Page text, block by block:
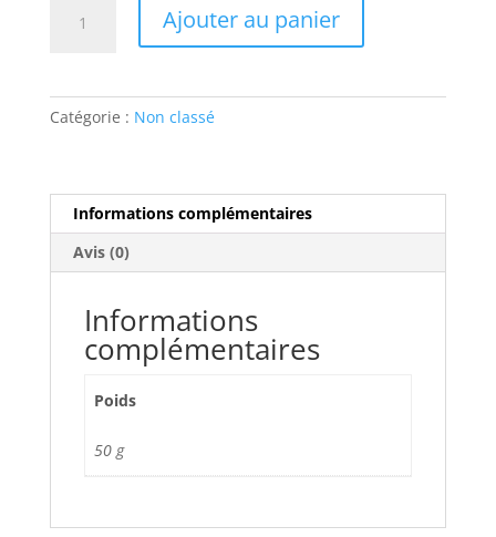
thon
Ajouter au panier
Catégorie : Non classé
Informations complémentaires
Avis (0)
Informations
complémentaires
Poids
50 g